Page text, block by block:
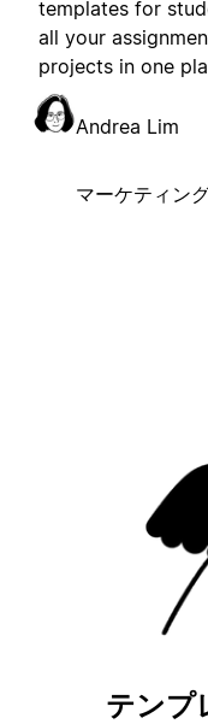
templates for
all your
projects in one
Andrea Lim
マーケティン
テンプ